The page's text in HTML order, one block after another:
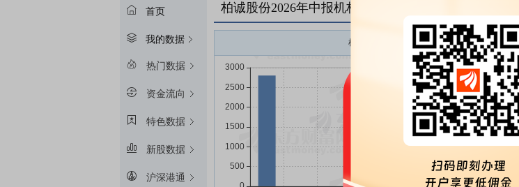
首页
我的数据
热门数据
资金流向
特色数据
新股数据
沪深港通
柏诚股份2026年中报机构持仓一览
机构持股(万)